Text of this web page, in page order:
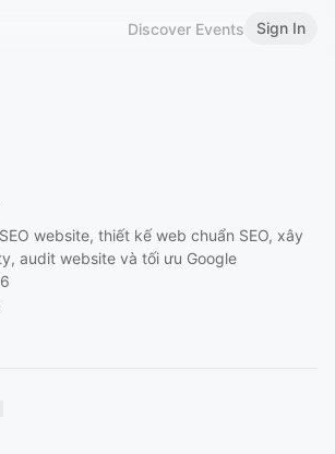
Discover Events Sign In
website, thiết kế web chuẩn SEO, xây
audit website và tối ưu Google